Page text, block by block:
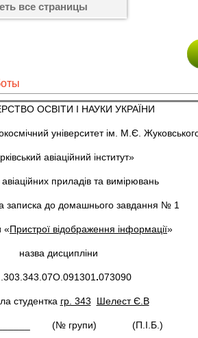
все страницы
ОСВІТИ І НАУКИ УКРАЇНИ
університет ім. М.Є.
авіаційний інститут»
приладів та вимірювань
записка до домашнього завдання № 1
«Пристрої відображення інформації»
назва дисципліни
.073090
студентка гр. 343 Шелест Є.В
(№ групи) (П.І.Б.)